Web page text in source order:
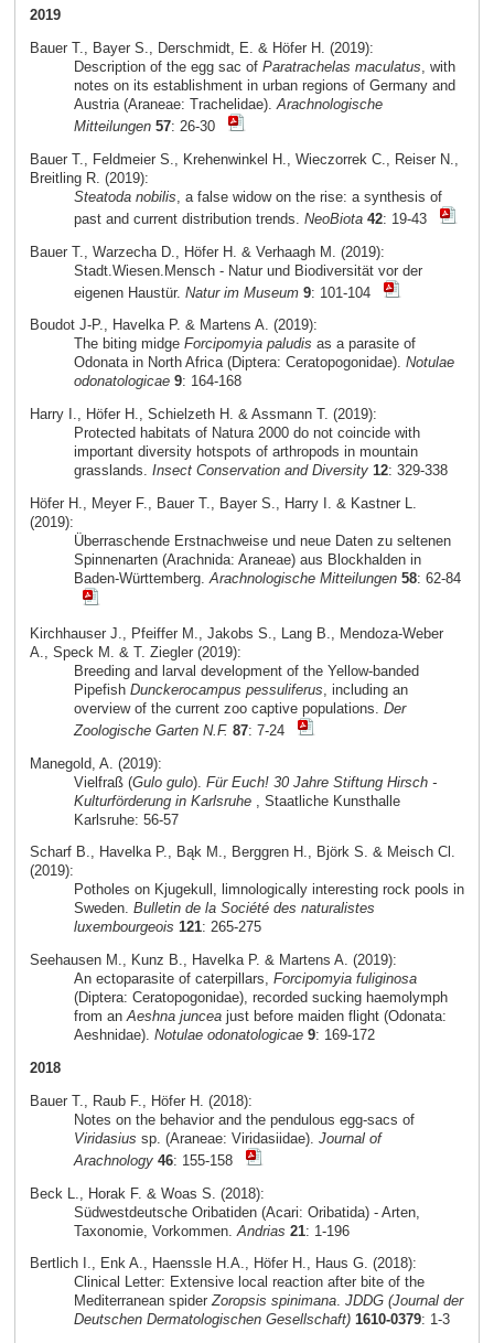
2019
Bauer T., Bayer S., Derschmidt, E. & Höfer H. (2019):
Description of the egg sac of Paratrachelas maculatus , with
notes on its establishment in urban regions of Germany and
Austria (Araneae: Trachelidae). Arachnologische
Mitteilungen 57: 26-30
Bauer T., Feldmeier S., Krehenwinkel H., Wieczorrek C., Reiser N.,
Breitling R. (2019):
Steatoda nobilis , a false widow on the rise: a synthesis of
past and current distribution trends. NeoBiota 42: 19-43
Bauer T., Warzecha D., Höfer H. & Verhaagh M. (2019):
Stadt.Wiesen.Mensch - Natur und Biodiversität vor der
eigenen Haustür. Natur im Museum 9: 101-104
Boudot J-P., Havelka P. & Martens A. (2019):
The biting midge Forcipomyia paludis as a parasite of
Odonata in North Africa (Diptera: Ceratopogonidae). Notulae
odonatologicae 9: 164-168
Harry I., Höfer H., Schielzeth H. & Assmann T. (2019):
Protected habitats of Natura 2000 do not coincide with
important diversity hotspots of arthropods in mountain
grasslands. Insect Conservation and Diversity 12: 329-338
Höfer H., Meyer F., Bauer T., Bayer S., Harry I. & Kastner L.
(2019):
Überraschende Erstnachweise und neue Daten zu seltenen
Spinnenarten (Arachnida: Araneae) aus Blockhalden in
Baden-Württemberg. Arachnologische Mitteilungen 58: 62-84
Kirchhauser J., Pfeiffer M., Jakobs S., Lang B., Mendoza-Weber
A., Speck M. & T. Ziegler (2019):
Breeding and larval development of the Yellow-banded
Pipefish Dunckerocampus pessuliferus , including an
overview of the current zoo captive populations. Der
Zoologische Garten N.F. 87: 7-24
Manegold, A. (2019):
Vielfraß (Gulo gulo). Für Euch! 30 Jahre Stiftung Hirsch -
Kulturförderung in Karlsruhe, Staatliche Kunsthalle
Karlsruhe: 56-57
Scharf B., Havelka P., Bąk M., Berggren H., Björk S. & Meisch Cl.
(2019):
Potholes on Kjugekull, limnologically interesting rock pools in
Sweden. Bulletin de la Société des naturalistes
luxembourgeois 121: 265-275
Seehausen M., Kunz B., Havelka P. & Martens A. (2019):
An ectoparasite of caterpillars, Forcipomyia fuliginosa
(Diptera: Ceratopogonidae), recorded sucking haemolymph
from anAeshna junceajust before maiden flight (Odonata:
Aeshnidae). Notulae odonatologicae 9: 169-172
2018
Bauer T., Raub F., Höfer H. (2018):
Notes on the behavior and the pendulous egg-sacs of
Viridasius sp. (Araneae: Viridasiidae). Journal of
Arachnology 46: 155-158
Beck L., Horak F. & Woas S. (2018):
Südwestdeutsche Oribatiden (Acari: Oribatida) - Arten,
Taxonomie, Vorkommen. Andrias 21: 1-196
Bertlich I., Enk A., Haenssle H.A., Höfer H., Haus G. (2018):
Clinical Letter: Extensive local reaction after bite of the
Mediterranean spiderZoropsis spinimana. JDDG (Journal der
Deutschen Dermatologischen Gesellschaft) 1610-0379: 1-3